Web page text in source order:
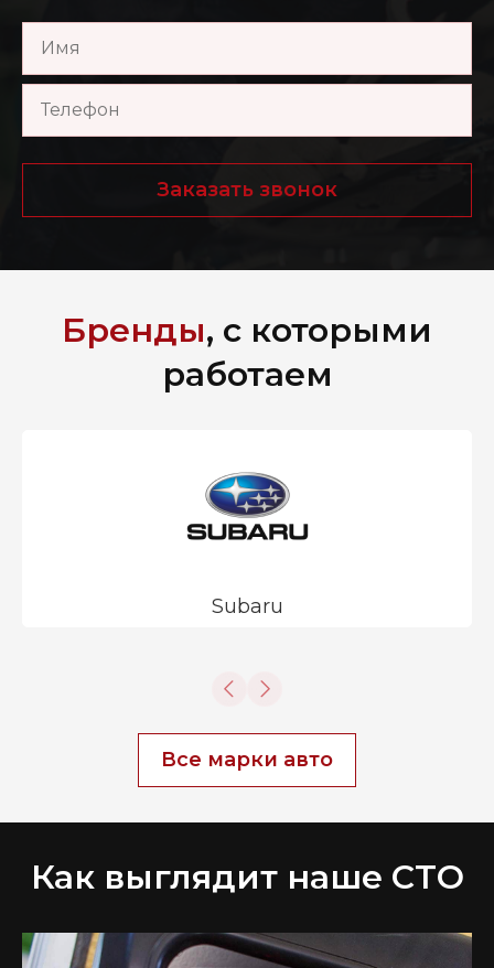
Заказать звонок
Бренды, с которыми
работаем
Subaru
Все марки авто
Как выглядит наше СТО